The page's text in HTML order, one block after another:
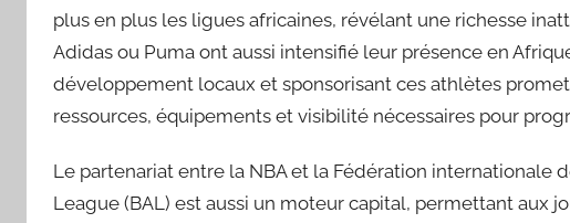
plus en plus les ligues africaines, révélant une richesse
Adidas ou Puma ont aussi intensifié leur présence en
développement locaux et sponsorisant ces athlètes
ressources, équipements et visibilité nécessaires pour
Le partenariat entre la NBA et la Fédération internationale
League (BAL) est aussi un moteur capital, permettant aux